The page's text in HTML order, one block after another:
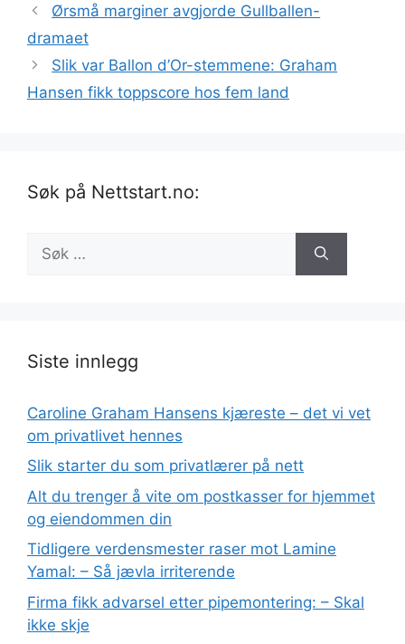
Ørsmå marginer avgjorde Gullballen-
dramaet
Slik var Ballon d’Or-stemmene: Graham
Hansen fikk toppscore hos fem land
Søk på Nettstart.no:
etter:
Siste innlegg
Caroline Graham Hansens kjæreste – det vi vet
om privatlivet hennes
Slik starter du som privatlærer på nett
Alt du trenger å vite om postkasser for hjemmet
og eiendommen din
Tidligere verdensmester raser mot Lamine
Yamal: – Så jævla irriterende
Firma fikk advarsel etter pipemontering: – Skal
ikke skje